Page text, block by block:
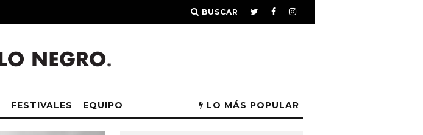
BUSCAR
FESTIVALES EQUIPO LO MÁS POPULAR